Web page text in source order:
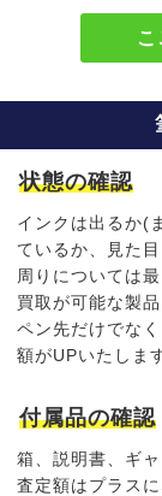
状態の確認
インクは出るか(
ているか、見た
周りについては
買取が可能な製
ペン先だけでな
額がUPいたしま
付属品の確認
箱、説明書、ギ
査定額はプラス